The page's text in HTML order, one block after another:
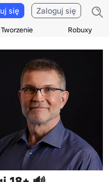
Tworzenie Robuxy
się Zaloguj się